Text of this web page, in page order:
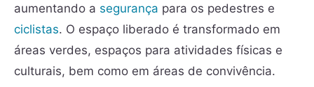
aumentando a segurança para os pedestres e
ciclistas. O espaço liberado é transformado em
áreas verdes, espaços para atividades físicas e
culturais, bem como em áreas de convivência.